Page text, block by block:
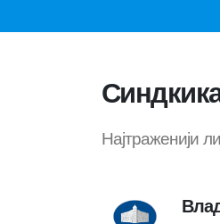
Најтраженији